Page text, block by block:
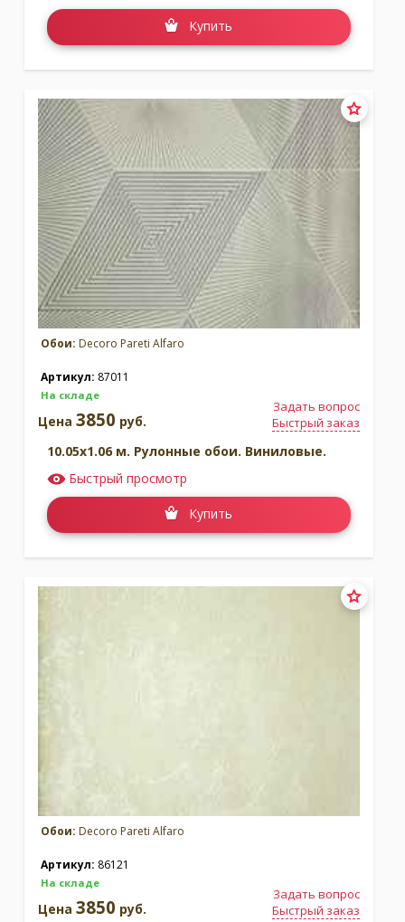
Купить
Обои: Decoro Pareti Alfaro
Артикул: 87011
На складе
Задать вопрос
Быстрый заказ
Цена 3850 руб.
10.05x1.06 м. Рулонные обои. Виниловые.
Быстрый просмотр
Купить
Обои: Decoro Pareti Alfaro
Артикул: 86121
На складе
Задать вопрос
Быстрый заказ
Цена 3850 руб.